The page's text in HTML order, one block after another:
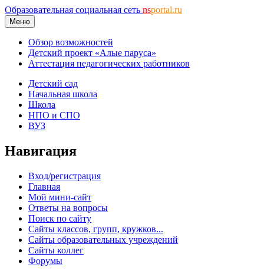
Образовательная социальная сеть nsportal.ru
Меню
Обзор возможностей
Детский проект «Алые паруса»
Аттестация педагогических работников
Детский сад
Начальная школа
Школа
НПО и СПО
ВУЗ
Навигация
Вход/регистрация
Главная
Мой мини-сайт
Ответы на вопросы
Поиск по сайту
Сайты классов, групп, кружков...
Сайты образовательных учреждений
Сайты коллег
Форумы